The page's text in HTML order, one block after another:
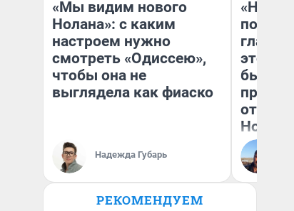
«Мы видим нового
Нолана»: с каким
настроем нужно
смотреть «Одиссею»,
чтобы она не
выглядела как фиаско
Надежда Губарь
этого
бьет
отзыв
Нолана
РЕКОМЕНДУЕМ